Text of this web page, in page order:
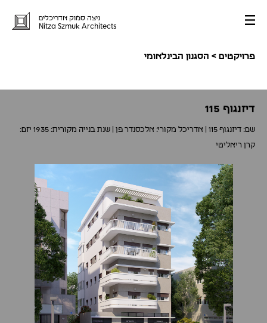
Primary
ניצה סמוק אדריכלים
Nitza Szmuk Architects
פרויקטים > הסגנון הבינלאומי
דיזנגוף 115
שם: דיזנגוף 115 | אדריכל מקורי: אלכסנדר פן | שנת בנייה מקורית: 1935 יזם:
קרן ריאליטי